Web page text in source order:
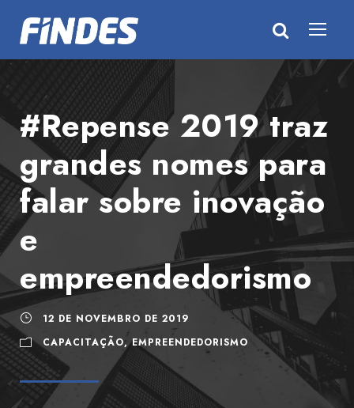
#Repense 2019 traz
grandes nomes para
falar sobre inovação
e
empreendedorismo
12 DE NOVEMBRO DE 2019
CAPACITAÇÃO, EMPREENDEDORISMO